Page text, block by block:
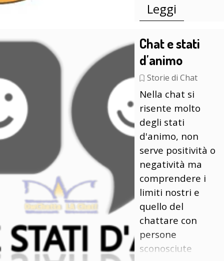
Leggi
Chat e stati
d'animo
Storie di Chat
Nella chat si
risente molto
degli stati
d'animo, non
serve positività o
negatività ma
comprendere i
limiti nostri e
quello del
chattare con
persone
sconosciute